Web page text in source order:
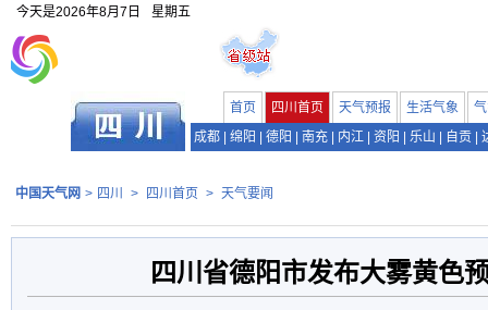
今天是2026年8月7日 星期五
首页 四川首页 天气预报 生活气象
成都
绵阳 德阳 南充 内江 资阳 乐山 自贡
中国天气网 > 四川 > 四川首页 > 天气要闻
四川省德阳市发布大雾黄色